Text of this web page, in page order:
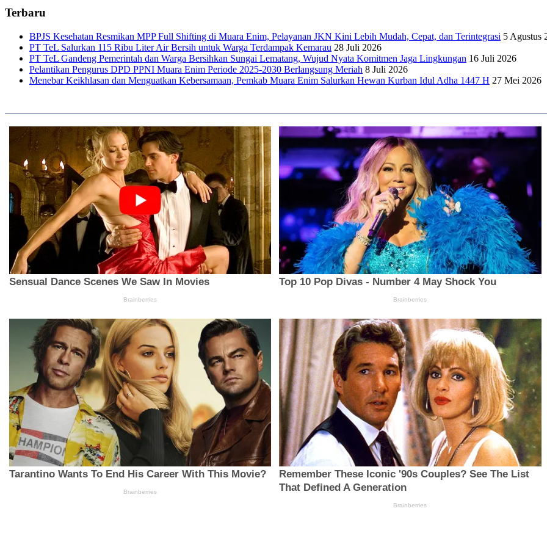
Terbaru
BPJS Kesehatan Resmikan MPP Full Shifting di Muara Enim, Pelayanan JKN Kini Lebih Mudah, Cepat, dan Terintegrasi 5 Agustus
PT TeL Salurkan 115 Ribu Liter Air Bersih untuk Warga Terdampak Kemarau 28 Juli 2026
PT TeL Gandeng Pemerintah dan Warga Bersihkan Sungai Lematang, Wujud Nyata Komitmen Jaga Lingkungan 16 Juli 2026
Pelantikan Pengurus DPD PPNI Muara Enim Periode 2025-2030 Berlangsung Meriah 8 Juli 2026
Menebar Keikhlasan dan Menguatkan Kebersamaan, Pemkab Muara Enim Salurkan Hewan Kurban Idul Adha 1447 H 27 Mei 2026